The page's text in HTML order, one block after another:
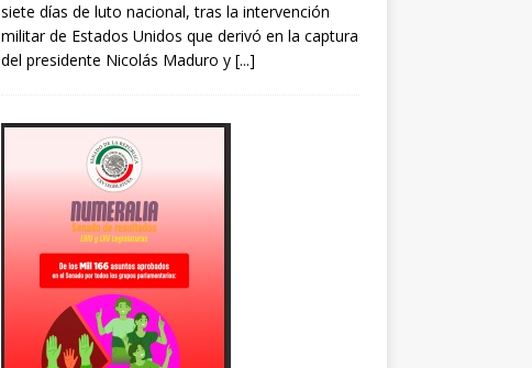
siete días de luto nacional, tras la intervención
militar de Estados Unidos que derivó en la captura
del presidente Nicolás Maduro y [...]